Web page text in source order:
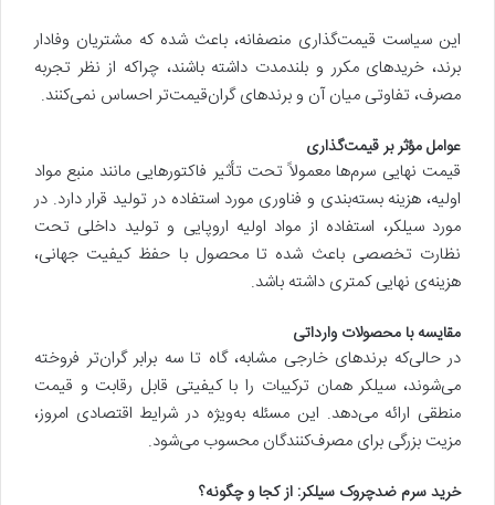
این سیاست قیمت‌گذاری منصفانه، باعث شده که مشتریان وفادار
برند، خریدهای مکرر و بلندمدت داشته باشند، چراکه از نظر تجربه
مصرف، تفاوتی میان آن و برندهای گران‌قیمت‌تر احساس نمی‌کنند.
عوامل مؤثر بر قیمت‌گذاری
قیمت نهایی سرم‌ها معمولاً تحت تأثیر فاکتورهایی مانند منبع مواد
اولیه، هزینه بسته‌بندی و فناوری مورد استفاده در تولید قرار دارد. در
مورد سیلکر، استفاده از مواد اولیه اروپایی و تولید داخلی تحت
نظارت تخصصی باعث شده تا محصول با حفظ کیفیت جهانی،
هزینه‌ی نهایی کمتری داشته باشد.
مقایسه با محصولات وارداتی
در حالی‌که برندهای خارجی مشابه، گاه تا سه برابر گران‌تر فروخته
می‌شوند، سیلکر همان ترکیبات را با کیفیتی قابل رقابت و قیمت
منطقی ارائه می‌دهد. این مسئله به‌ویژه در شرایط اقتصادی امروز،
مزیت بزرگی برای مصرف‌کنندگان محسوب می‌شود.
خرید سرم ضدچروک سیلکر: از کجا و چگونه؟